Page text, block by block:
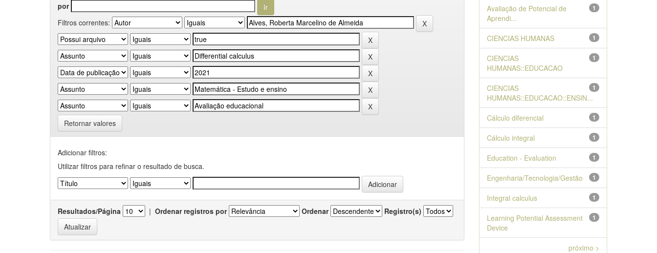
por
Filtros correntes:
Retornar valores
Adicionar filtros:
Utilizar filtros para refinar o resultado de busca.
Resultados/Página | Ordenar registros por Ordenar Registro(s)
1
Avaliação de Potencial de
Aprendi...
1
CIENCIAS HUMANAS
1
CIENCIAS
HUMANAS::EDUCACAO
1
CIENCIAS
HUMANAS::EDUCACAO::ENSIN...
1
Cálculo diferencial
1
Cálculo integral
1
Education - Evaluation
1
Engenharia/Tecnologia/Gestão
1
Integral calculus
1
Learning Potential Assessment
Device
próximo >